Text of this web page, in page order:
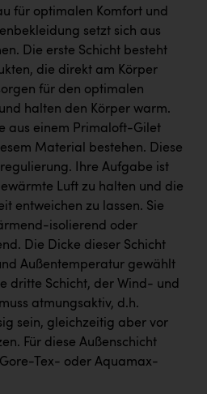
für optimalen Komfort und
setzt sich aus
Die erste Schicht besteht
die direkt am Körper
für den optimalen
halten den Körper warm.
aus einem Primaloft-Gilet
Material bestehen. Diese
Ihre Aufgabe ist
Luft zu halten und die
entweichen zu lassen. Sie
isolierend oder
Die Dicke dieser Schicht
Außentemperatur gewählt
dritte Schicht, der Wind- und
atmungsaktiv, d.h.
sein, gleichzeitig aber vor
Für diese Außenschicht
Tex- oder Aquamax-